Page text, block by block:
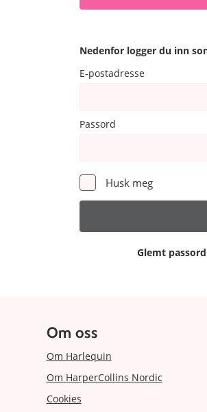
Nedenfor logger du inn
E-postadresse
Passord
Husk meg
Glemt passord
Om oss
Om Harlequin
Om HarperCollins Nordic
Cookies